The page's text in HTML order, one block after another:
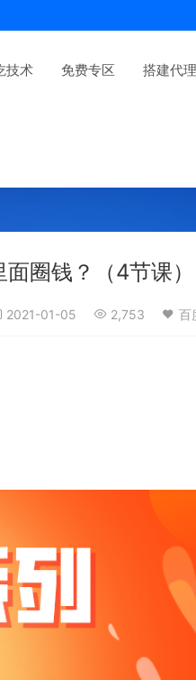
技术 免费专区 搭建代理
圈钱？（4节课）
2021-01-05 2,753 百